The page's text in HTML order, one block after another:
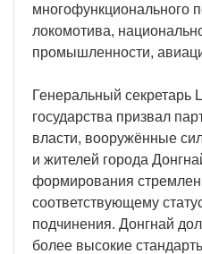
многофункционального
локомотива,
промышленности,
Генеральный
государства призвал
власти, вооружённые
и жителей города
формирования
соответствующему
подчинения. Донгнай
более высокие